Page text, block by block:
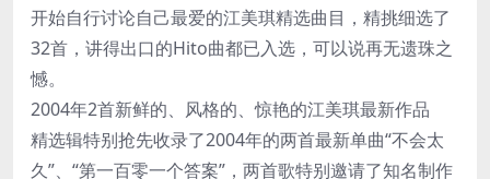
开始自行讨论自己最爱的江美琪精选曲目，精挑细选了
32首，讲得出口的Hito曲都已入选，可以说再无遗珠之
憾。
2004年2首新鲜的、风格的、惊艳的江美琪最新作品
精选辑特别抢先收录了2004年的两首最新单曲“不会太
久”、“第一百零一个答案”，两首歌特别邀请了知名制作